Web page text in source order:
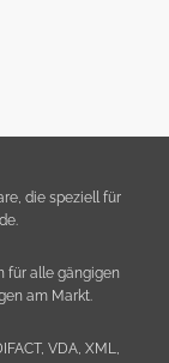
die speziell für
für alle gängigen
am Markt.
VDA, XML,